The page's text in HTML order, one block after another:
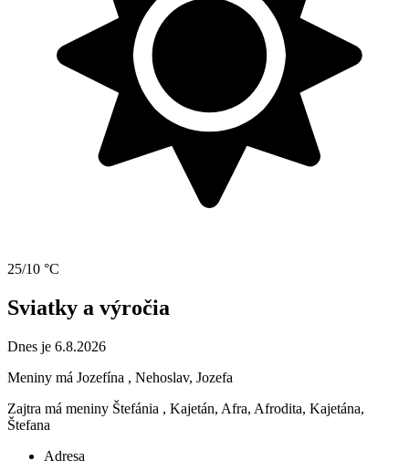
25/10 °C
Sviatky a výročia
Dnes je 6.8.2026
Meniny má Jozefína , Nehoslav, Jozefa
Zajtra má meniny Štefánia , Kajetán, Afra, Afrodita, Kajetána,
Štefana
Adresa